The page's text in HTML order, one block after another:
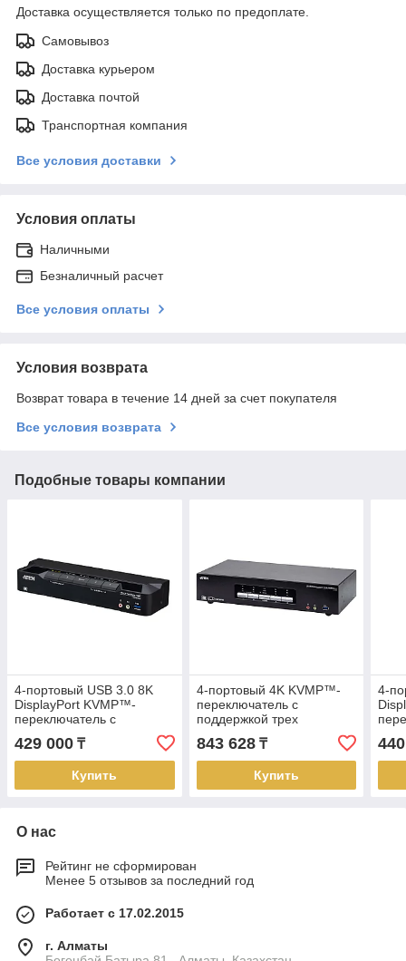
Доставка осуществляется только по предоплате.
Самовывоз
Доставка курьером
Доставка почтой
Транспортная компания
Все условия доставки
Условия оплаты
Наличными
Безналичный расчет
Все условия оплаты
Условия возврата
Возврат товара в течение 14 дней за счет покупателя
Все условия возврата
Подобные товары компании
4-портовый USB 3.0 8K
DisplayPort KVMP™-
переключатель с
дисплеев (кабели в
комплекте) CS1944DPA
429 000 ₸
Купить
4-портовый 4K KVMP™-
переключатель с
поддержкой трех
дисплеев и интерфейсом
USB3.0, DisplayPort
CS1964 ATEN
843 628₸
Купить
4-
О нас
Рейтинг не сформирован
Менее 5 отзывов за последний год
Работает с 17.02.2015
г. Алматы